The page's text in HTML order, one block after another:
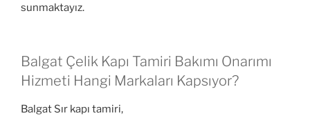
sunmaktayız.
Balgat Çelik Kapı Tamiri Bakımı Onarımı
Hizmeti Hangi Markaları Kapsıyor?
Balgat Sır kapı tamiri,